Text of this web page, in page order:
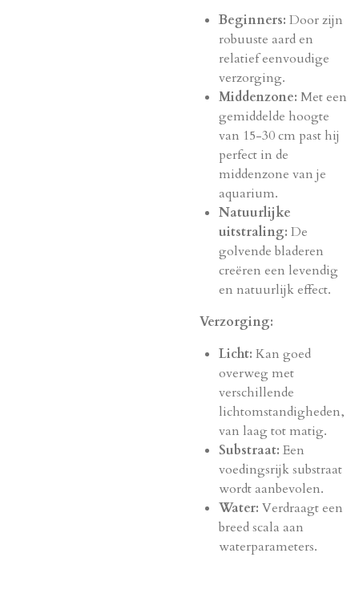
Beginners: Door zijn
robuuste aard en
relatief eenvoudige
verzorging.
Middenzone: Met een
gemiddelde hoogte
van 15-30 cm past hij
perfect in de
middenzone van je
aquarium.
Natuurlijke
uitstraling: De
golvende bladeren
creëren een levendig
en natuurlijk effect.
Verzorging:
Licht: Kan goed
overweg met
verschillende
lichtomstandigheden,
van laag tot matig.
Substraat: Een
voedingsrijk substraat
wordt aanbevolen.
Water: Verdraagt een
breed scala aan
waterparameters.